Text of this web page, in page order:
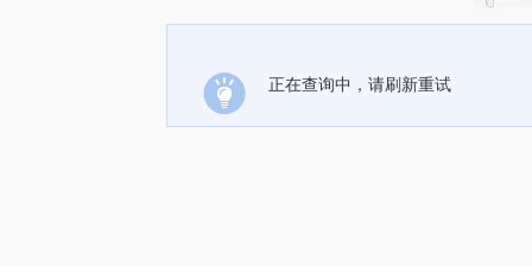
正在查询中，请刷新重试